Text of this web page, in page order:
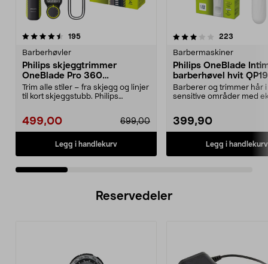
195anmeldelser
Barberhøvler
Philips skjeggtrimmer
OneBlade Pro 360
QP6507/23
Trim alle stiler – fra skjegg og linjer
til kort skjeggstubb. Philips
499,00 699,00
Legg i handlekurv
3.5 av 5 stjerner 223
Barbermaskiner
Philips OneBlade
barberhøvel hvit
Barberer og trimmer hår i
sensitive områder med
399,90
Legg i handlekurv
4.0 av 5 stjerner
Reservedeler